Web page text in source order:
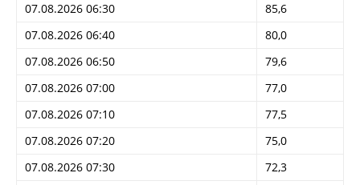
07.08.2026 06:30
85,6
07.08.2026 06:40
80,0
07.08.2026 06:50
79,6
07.08.2026 07:00
77,0
07.08.2026 07:10
77,5
07.08.2026 07:20
75,0
07.08.2026 07:30
72,3